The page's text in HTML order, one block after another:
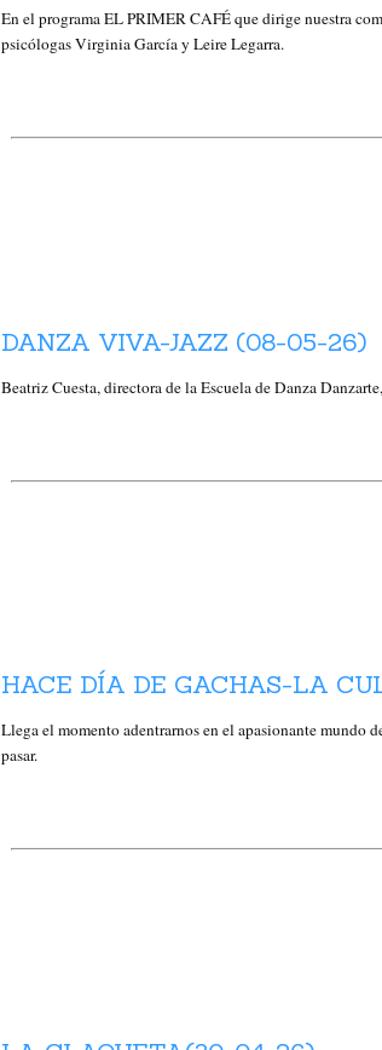
En el programa EL PRIMER CAFÉ que dirige nuestra
psicólogas Virginia García y Leire Legarra.
DANZA VIVA-JAZZ (08-05-26)
Beatriz Cuesta, directora de la Escuela de Danza
HACE DÍA DE GACHAS-LA
Llega el momento adentrarnos en el apasionante mundo
pasar.